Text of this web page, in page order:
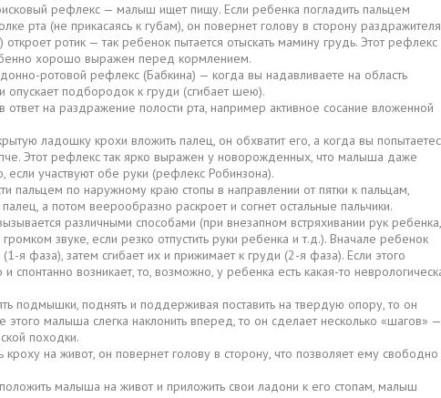
рефлекс — малыш ищет пищу. Если ребенка погладить пальцем
рта (не прикасаясь к губам), он повернет голову в сторону
откроет ротик — так ребенок пытается отыскать мамину грудь. Этот рефлекс
хорошо выражен перед кормлением.
ротовой рефлекс (Бабкина) — когда вы надавливаете на область
опускает подбородок к груди (сгибает шею).
ответ на раздражение полости рта, например активное сосание вложенной
ладошку крохи вложить палец, он обхватит его, а когда вы
Этот рефлекс так ярко выражен у новорожденных, что малыша даже
участвуют обе руки (рефлекс Робинзона).
пальцем по наружному краю стопы в направлении от пятки к пальцам,
а потом веерообразно раскроет и согнет остальные пальчики.
различными способами (при внезапном встряхивании рук ребенка,
звуке, если резко отпустить руки ребенка и т.д.). Вначале ребенок
я фаза), затем сгибает их и прижимает к груди (2-я фаза). Если этого
спонтанно возникает, то, возможно, у ребенка есть какая-то
подмышки, поднять и поддерживая поставить на твердую опору, то он
этого малыша слегка наклонить вперед, то он сделает несколько «шагов» —
походки.
на живот, он повернет голову в сторону, что позволяет ему свободно
малыша на живот и приложить свои ладони к его стопам, малыш